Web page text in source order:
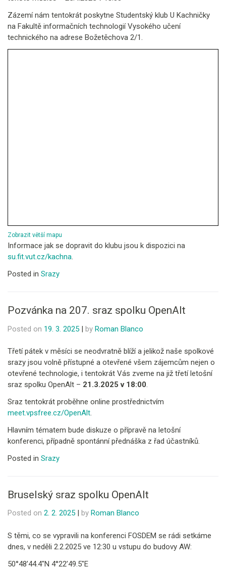
Zázemí nám tentokrát poskytne Studentský klub U Kachničky
na Fakultě informačních technologií Vysokého učení
technického na adrese Božetěchova 2/1.
Zobrazit větší mapu
Informace jak se dopravit do klubu jsou k dispozici na
su.fit.vut.cz/kachna.
Posted in Srazy
Pozvánka na 207. sraz spolku OpenAlt
Posted on 19. 3. 2025 | by Roman Blanco
Třetí pátek v měsíci se neodvratně blíží a jelikož naše spolkové
srazy jsou volně přístupné a otevřené všem zájemcům nejen o
otevřené technologie, i tentokrát Vás zveme na již třetí letošní
sraz spolku OpenAlt – 21.3.2025 v 18:00.
Sraz tentokrát proběhne online prostřednictvím
meet.vpsfree.cz/OpenAlt.
Hlavním tématem bude diskuze o přípravě na letošní
konferenci, případně spontánní přednáška z řad účastníků.
Posted in Srazy
Bruselský sraz spolku OpenAlt
Posted on 2. 2. 2025 by Roman Blanco
S těmi, co se vypravili na konferenci FOSDEM se rádi setkáme
dnes, v neděli 2.2.2025 ve 12:30 u vstupu do budovy AW:
50°48’44.4″N 4°22’49.5″E